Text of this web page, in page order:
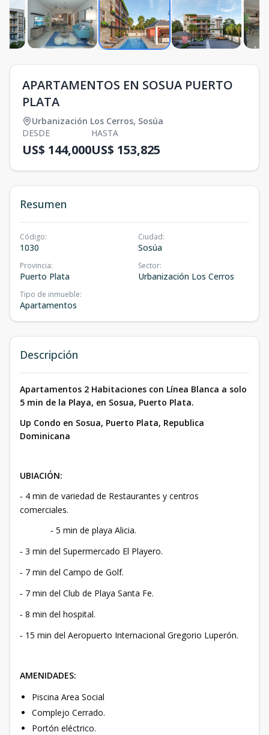
APARTAMENTOS EN SOSUA PUERTO
PLATA
Urbanización Los Cerros, Sosúa
DESDE
US$ 144,000
HASTA
US$ 153,825
Resumen
Código:
1030
Ciudad:
Sosúa
Provincia:
Puerto Plata
Sector:
Urbanización Los Cerros
Tipo de inmueble:
Apartamentos
Descripción
Apartamentos 2 Habitaciones con Línea Blanca a solo
5 min de la Playa, en Sosua, Puerto Plata.
Up Condo en Sosua, Puerto Plata, Republica
Dominicana
UBIACIÓN:
- 4 min de variedad de Restaurantes y centros
comerciales.
- 5 min de playa Alicia.
- 3 min del Supermercado El Playero.
- 7 min del Campo de Golf.
- 7 min del Club de Playa Santa Fe.
- 8 min del hospital.
- 15 min del Aeropuerto Internacional Gregorio Luperón.
AMENIDADES:
Piscina Area Social
Complejo Cerrado.
Portón eléctrico.